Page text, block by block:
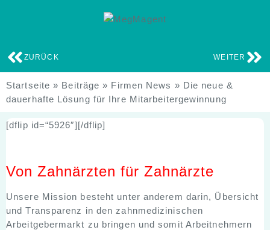
ZURÜCK WEITER
Startseite » Beiträge » Firmen News » Die neue &
dauerhafte Lösung für Ihre Mitarbeitergewinnung
[dflip id=“5926″][/dflip]
Von Zahnärzten für Zahnärzte
Unsere Mission besteht unter anderem darin, Übersicht
und Transparenz in den zahnmedizinischen
Arbeitgebermarkt zu bringen und somit Arbeitnehmern